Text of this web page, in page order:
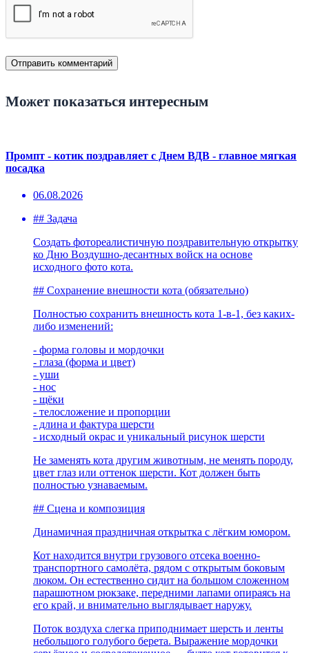
Может показаться интересным
Промпт - котик поздравляет с Днем ВДВ - главное мягкая
посадка
06.08.2026
## Задача
Создать фотореалистичную поздравительную открытку
ко Дню Воздушно-десантных войск на основе
исходного фото кота.
## Сохранение внешности кота (обязательно)
Полностью сохранить внешность кота 1-в-1, без каких-
либо изменений:
- форма головы и мордочки
- глаза (форма и цвет)
- уши
- нос
- щёки
- телосложение и пропорции
- длина и фактура шерсти
- исходный окрас и уникальный рисунок шерсти
Не заменять кота другим животным, не менять породу,
цвет глаз или оттенок шерсти. Кот должен быть
полностью узнаваемым.
## Сцена и композиция
Динамичная праздничная открытка с лёгким юмором.
Кот находится внутри грузового отсека военно-
транспортного самолёта, рядом с открытым боковым
люком. Он естественно сидит на большом сложенном
парашютном рюкзаке, передними лапами опираясь на
его край, и внимательно выглядывает наружу.
Поток воздуха слегка приподнимает шерсть и ленты
небольшого голубого берета. Выражение мордочки